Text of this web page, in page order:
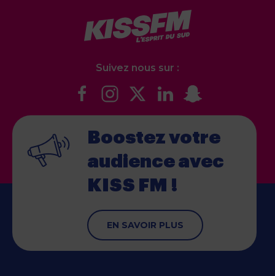
Suivez nous sur :
Boostez votre
audience avec
KISS FM !
EN SAVOIR PLUS